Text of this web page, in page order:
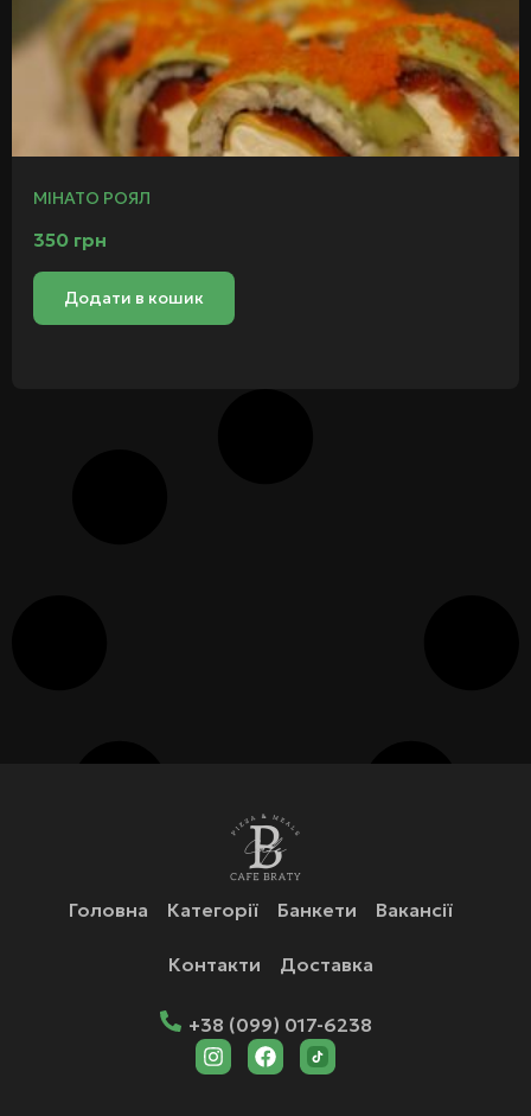
МІНАТО РОЯЛ
350 грн
Додати в кошик
Головна Категорії Банкети Вакансії
Контакти Доставка
+38 (099) 017-6238